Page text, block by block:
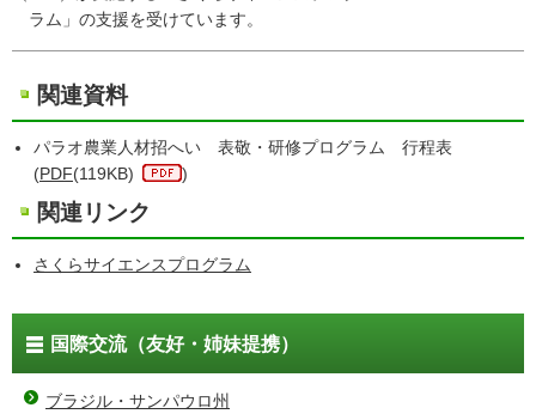
ラム」の支援を受けています。
関連資料
パラオ農業人材招へい 表敬・研修プログラム 行程表
(PDF(119KB) )
関連リンク
さくらサイエンスプログラム
国際交流（友好・姉妹提携）
ブラジル・サンパウロ州